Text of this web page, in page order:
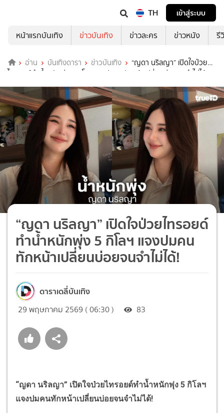
TH
เข้าสู่ระบบ
หน้าแรกบันเทิง
ข่าวบันเทิง ข่าวละคร ข่าวหนัง รี
อ่าน บันเทิงดารา ข่าวบันเทิง
“ญดา นริลญา” เปิดใจป่วย
ไทรอยด์ทำน้ำหนักพุ่ง 5 กิโลฯ แจงปมคนทักหน้าเปลี่ยนบ่อยจนจำไม่ได้!
“ญดา นริลญา” เปิดใจป่วยไทรอยด์
ทำน้ำหนักพุ่ง 5 กิโลฯ แจงปมคน
ทักหน้าเปลี่ยนบ่อยจนจำไม่ได้!
ดาราเดลี่บันเทิง
29 พฤษภาคม 2569 ( 06:30 ) 83
“ญดา นริลญา” เปิดใจป่วยไทรอยด์ทำน้ำหนักพุ่ง 5 กิโลฯ
แจงปมคนทักหน้าเปลี่ยนบ่อยจนจำไม่ได้!